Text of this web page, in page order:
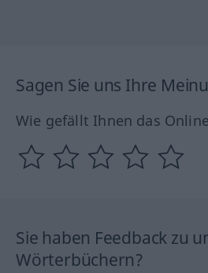
Sagen Sie uns Ihre
Wie gefällt Ihnen das
Sie haben Feedback zu
Wörterbüchern?